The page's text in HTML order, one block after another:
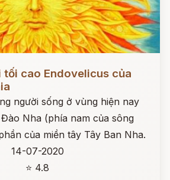
tối cao Endovelicus của
người sống ở vùng hiện nay
Nha (phía nam của sông
của miền tây Tây Ban Nha.
14-07-2020
⭐ 4.8